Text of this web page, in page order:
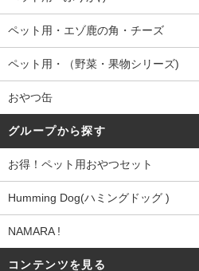
ペット用・エゾ鹿の角・チーズ
ペット用・（野菜・果物シリーズ)
おやつ缶
グループから探す
お得！ペット用おやつセット
Humming Dog(ハミングドッグ )
NAMARA !
コンテンツを見る